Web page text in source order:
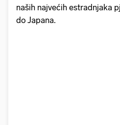
naših najvećih estradnjaka
do Japana.